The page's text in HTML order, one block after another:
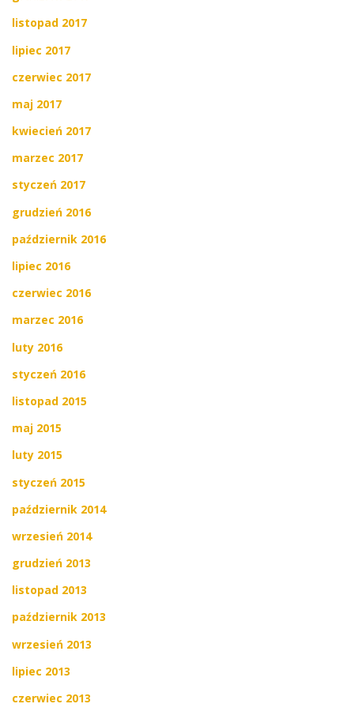
listopad 2017
lipiec 2017
czerwiec 2017
maj 2017
kwiecień 2017
marzec 2017
styczeń 2017
grudzień 2016
październik 2016
lipiec 2016
czerwiec 2016
marzec 2016
luty 2016
styczeń 2016
listopad 2015
maj 2015
luty 2015
styczeń 2015
październik 2014
wrzesień 2014
grudzień 2013
listopad 2013
październik 2013
wrzesień 2013
lipiec 2013
czerwiec 2013